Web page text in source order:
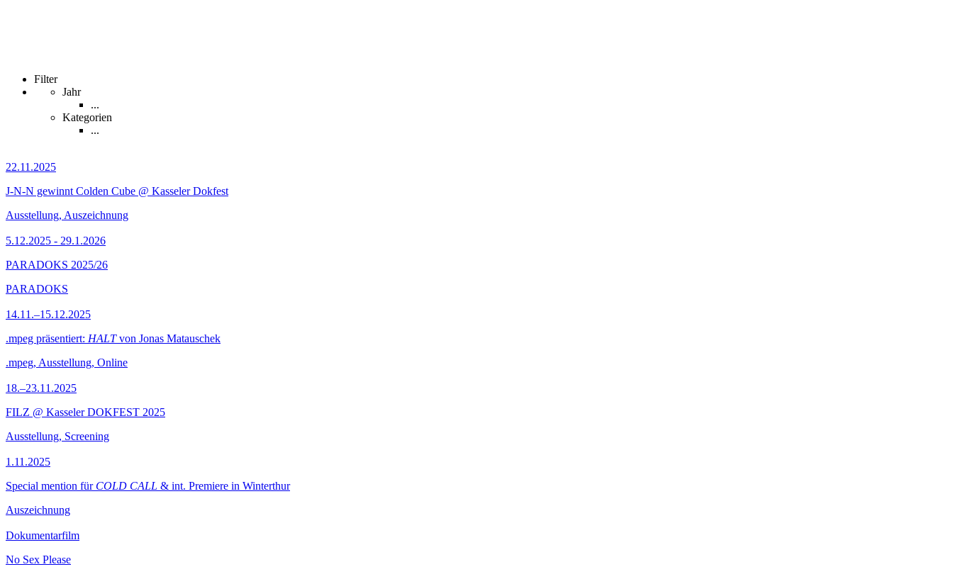
Filter
Jahr
...
Kategorien
...
22.11.2025
J-N-N gewinnt Colden Cube @ Kasseler Dokfest
Ausstellung, Auszeichnung
5.12.2025 - 29.1.2026
PARADOKS 2025/26
PARADOKS
14.11.–15.12.2025
.mpeg präsentiert: HALTvon Jonas Matauschek
.mpeg, Ausstellung, Online
18.–23.11.2025
FILZ @ Kasseler DOKFEST 2025
Ausstellung, Screening
1.11.2025
Special mention für COLD CALL & int. Premiere in Winterthur
Auszeichnung
Dokumentarfilm
No Sex Please